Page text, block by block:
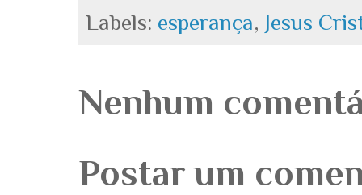
Labels: esperança, Jesus
Nenhum
Postar um